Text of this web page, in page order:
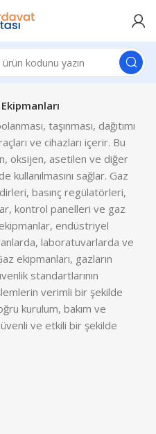
taşınması, dağıtımı
ve cihazları içerir. Bu
oksijen, asetilen ve diğer
kullanılmasını sağlar. Gaz
basınç regülatörleri,
kontrol panelleri ve gaz
endüstriyel
laboratuvarlarda ve
ekipmanları, gazların
standartlarının
verimli bir şekilde
kurulum, bakım ve
ve etkili bir şekilde